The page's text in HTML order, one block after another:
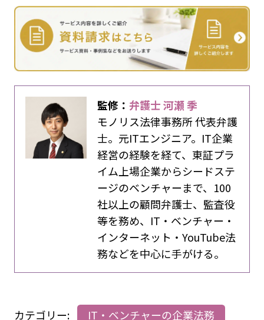
監修：弁護士 河瀬 季
モノリス法律事務所 代表弁護
士。元ITエンジニア。IT企業
経営の経験を経て、東証プラ
イム上場企業からシードステ
ージのベンチャーまで、100
社以上の顧問弁護士、監査役
等を務め、IT・ベンチャー・
インターネット・YouTube法
務などを中心に手がける。
カテゴリー: IT・ベンチャーの企業法務